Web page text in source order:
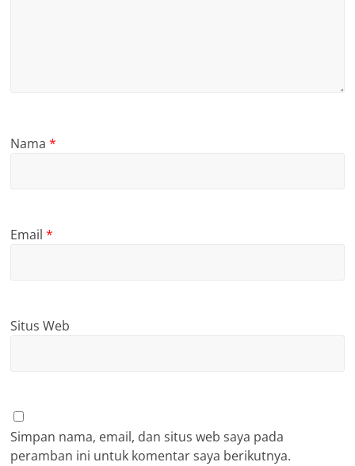
Nama*
Email*
Situs Web
Simpan nama, email, dan situs web saya pada
peramban ini untuk komentar saya berikutnya.